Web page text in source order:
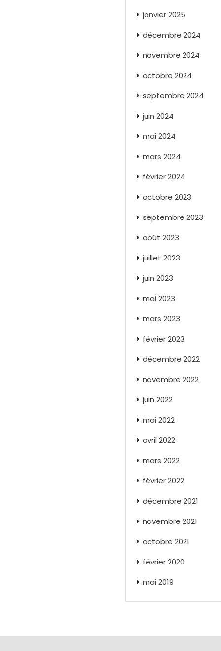
janvier 2025
décembre 2024
novembre 2024
octobre 2024
septembre 2024
juin 2024
mai 2024
mars 2024
février 2024
octobre 2023
septembre 2023
août 2023
juillet 2023
juin 2023
mai 2023
mars 2023
février 2023
décembre 2022
novembre 2022
juin 2022
mai 2022
avril 2022
mars 2022
février 2022
décembre 2021
novembre 2021
octobre 2021
février 2020
mai 2019